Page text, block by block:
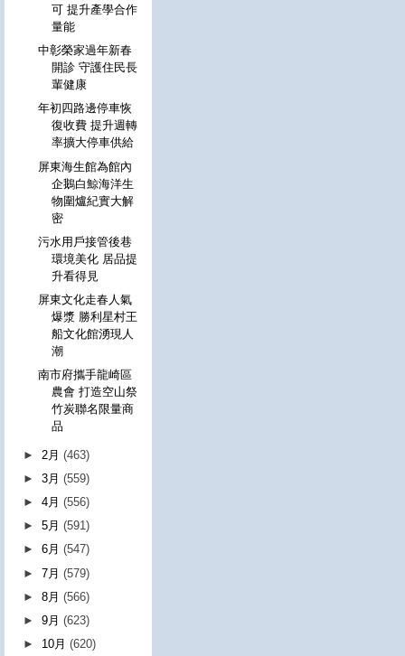
可 提升產學合作
量能
中彰榮家過年新春
開診 守護住民長
輩健康
年初四路邊停車恢
復收費 提升週轉
率擴大停車供給
屏東海生館為館內
企鵝白鯨海洋生
物圍爐紀實大解
密
污水用戶接管後巷
環境美化 居品提
升看得見
屏東文化走春人氣
爆漿 勝利星村王
船文化館湧現人
潮
南市府攜手龍崎區
農會 打造空山祭
竹炭聯名限量商
品
► 2月(463)
►3月(559)
►4月(556)
►5月(591)
►6月(547)
►7月(579)
►8月(566)
►9月(623)
► 10月(620)